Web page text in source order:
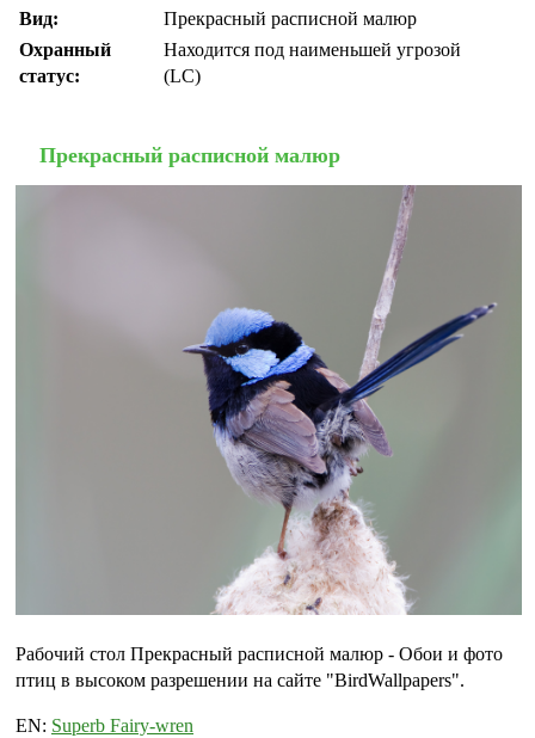
Вид:
Прекрасный расписной малюр
Охранный
статус:
Находится под наименьшей угрозой
(LC)
Прекрасный расписной малюр
Рабочий стол Прекрасный расписной малюр - Обои и фото
птиц в высоком разрешении на сайте "BirdWallpapers".
EN: Superb Fairy-wren